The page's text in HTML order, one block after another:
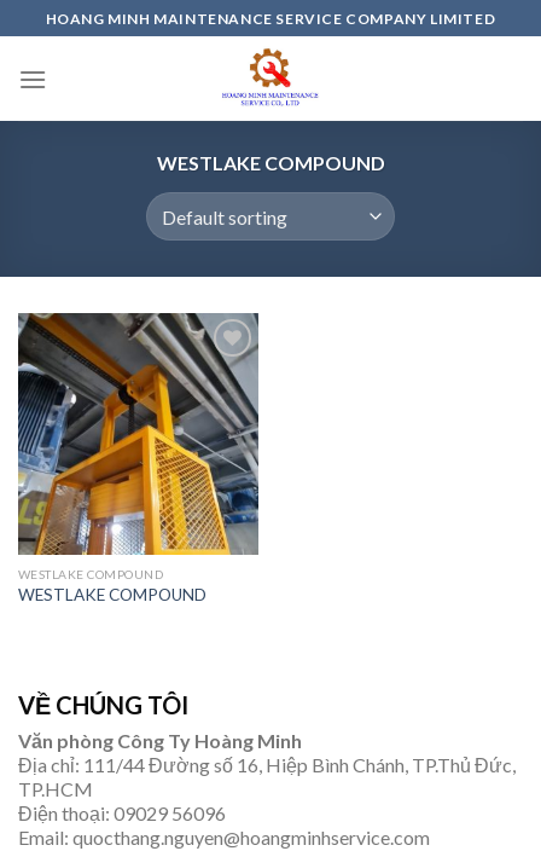
to
content
HOANG MINH MAINTENANCE SERVICE COMPANY LIMITED
WESTLAKE COMPOUND
Add to
wishlist
WESTLAKE COMPOUND
WESTLAKE COMPOUND
VỀ CHÚNG TÔI
Văn phòng Công Ty Hoàng Minh
Địa chỉ: 111/44 Đường số 16, Hiệp Bình Chánh, TP.Thủ Đức,
TP.HCM
Điện thoại: 09029 56096
Email: quocthang.nguyen@hoangminhservice.com